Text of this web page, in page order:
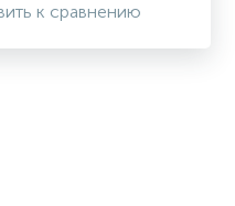
к сравнению